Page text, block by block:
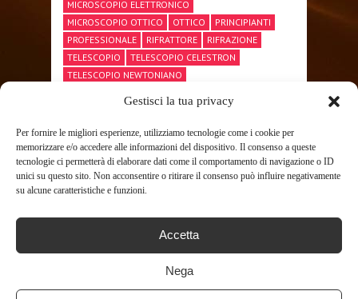
Gestisci la tua privacy
Per fornire le migliori esperienze, utilizziamo tecnologie come i cookie per
memorizzare e/o accedere alle informazioni del dispositivo. Il consenso a queste
tecnologie ci permetterà di elaborare dati come il comportamento di navigazione o ID
unici su questo sito. Non acconsentire o ritirare il consenso può influire negativamente
su alcune caratteristiche e funzioni.
Accetta
Nega
MICROSCOPIO ELETTRONICO
MICROSCOPIO OTTICO
OTTICO
PRINCIPIANTI
PROFESSIONALE
RIFRATTORE
RIFRAZIONE
TELESCOPIO
TELESCOPIO CELESTRON
TELESCOPIO NEWTONIANO
SHARE THIS POST